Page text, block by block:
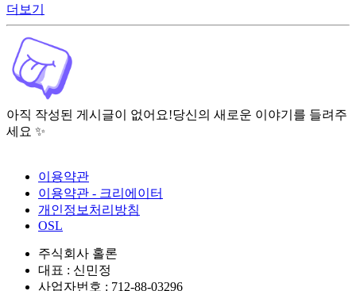
더보기
아직 작성된 게시글이 없어요!당신의 새로운 이야기를 들려주
세요 ✨
이용약관
이용약관 - 크리에이터
개인정보처리방침
OSL
주식회사 홀론
대표 : 신민정
사업자번호 : 712-88-03296